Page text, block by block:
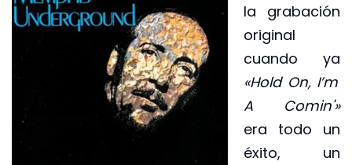
la grabación
original
cuando ya
«Hold On, I’m
A Comin'»
era todo un
éxito, un